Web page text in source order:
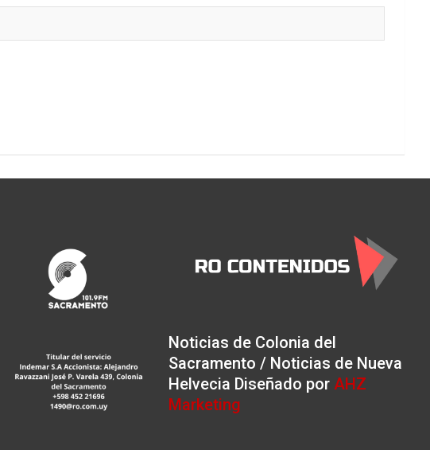
Noticias de Colonia del
Sacramento / Noticias de Nueva
Helvecia Diseñado por AHZ
Marketing